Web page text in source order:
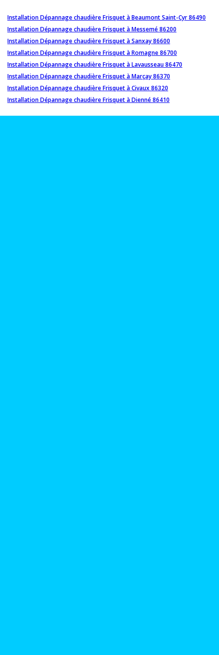
Installation Dépannage chaudière Frisquet à Beaumont Saint-Cyr 86490
Installation Dépannage chaudière Frisquet à Messemé 86200
Installation Dépannage chaudière Frisquet à Sanxay 86600
Installation Dépannage chaudière Frisquet à Romagne 86700
Installation Dépannage chaudière Frisquet à Lavausseau 86470
Installation Dépannage chaudière Frisquet à Marçay 86370
Installation Dépannage chaudière Frisquet à Civaux 86320
Installation Dépannage chaudière Frisquet à Dienné 86410